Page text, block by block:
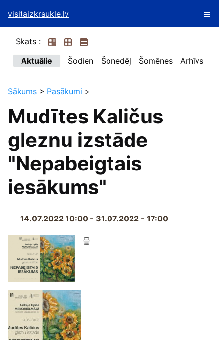
visitaizkraukle.lv
Skats :
Aktuālie
Šodien Šonedēļ Šomēnes Arhīvs
Sākums > Pasākumi >
Mudītes Kaličus
gleznu izstāde
"Nepabeigtais
iesākums"
14.07.2022 10:00 - 31.07.2022 - 17:00